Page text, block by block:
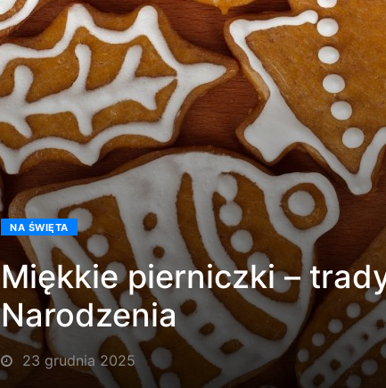
NA ŚWIĘTA
Miękkie pierniczki –
Narodzenia
23 grudnia 2025